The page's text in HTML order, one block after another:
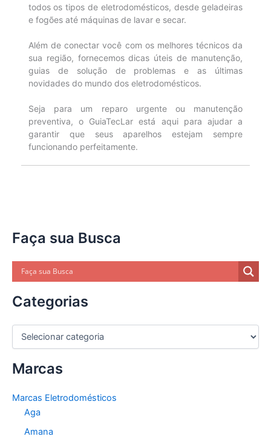
todos os tipos de eletrodomésticos, desde geladeiras
e fogões até máquinas de lavar e secar.
Além de conectar você com os melhores técnicos da
sua região, fornecemos dicas úteis de manutenção,
guias de solução de problemas e as últimas
novidades do mundo dos eletrodomésticos.
Seja para um reparo urgente ou manutenção
preventiva, o GuiaTecLar está aqui para ajudar a
garantir que seus aparelhos estejam sempre
funcionando perfeitamente.
Faça sua Busca
Categorias
C
e
r
Marcas
Marcas Eletrodomésticos
Aga
Amana